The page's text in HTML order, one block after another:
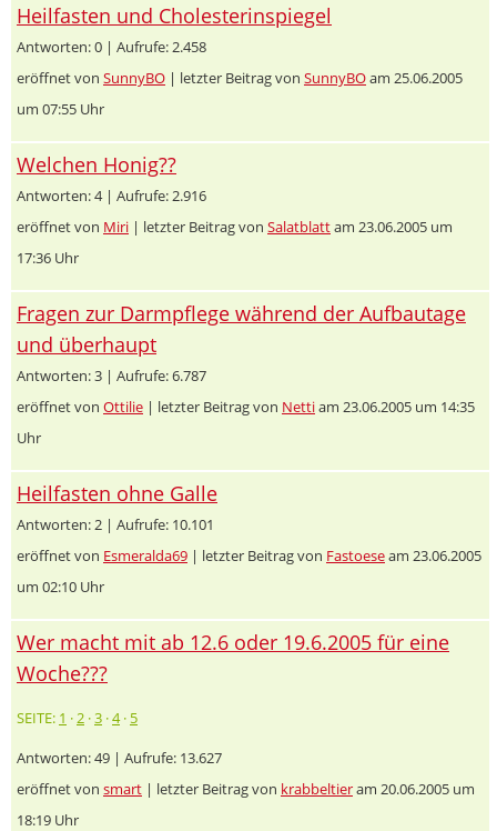
Heilfasten und Cholesterinspiegel
Antworten: 0 | Aufrufe: 2.458
eröffnet von SunnyBO | letzter Beitrag von SunnyBOam 25.06.2005
um 07:55 Uhr
Welchen Honig??
Antworten: 4 | Aufrufe: 2.916
eröffnet von Miri | letzter Beitrag von Salatblattam 23.06.2005 um
17:36 Uhr
Fragen zur Darmpflege während der Aufbautage
und überhaupt
Antworten: 3 | Aufrufe: 6.787
eröffnet von Ottilie | letzter Beitrag von Nettiam 23.06.2005 um 14:35
Uhr
Heilfasten ohne Galle
Antworten: 2 | Aufrufe: 10.101
eröffnet von Esmeralda69 | letzter Beitrag von Fastoeseam 23.06.2005
um 02:10 Uhr
Wer macht mit ab 12.6 oder 19.6.2005 für eine
Woche???
SEITE: 1 ·2 ·3 ·4· 5
Antworten: 49 | Aufrufe: 13.627
eröffnet von smart | letzter Beitrag von krabbeltieram 20.06.2005 um
18:19 Uhr